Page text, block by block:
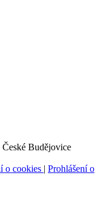
Budějovice
o cookies | Prohlášení o